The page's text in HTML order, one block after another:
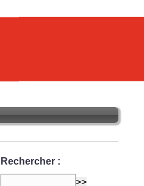
Rechercher :